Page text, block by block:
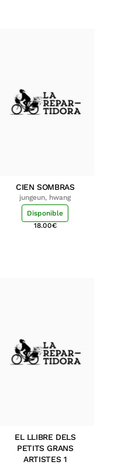
CIEN SOMBRAS
jungeun, hwang
Disponible
18.00€
EL LLIBRE DELS
PETITS GRANS
ARTISTES 1